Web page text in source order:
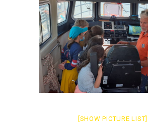
[SHOW PICTURE LIST]